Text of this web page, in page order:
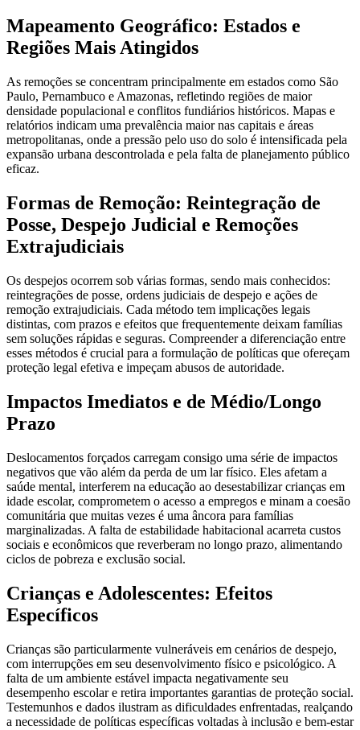
Mapeamento Geográfico: Estados e
Regiões Mais Atingidos
As remoções se concentram principalmente em estados como São
Paulo, Pernambuco e Amazonas, refletindo regiões de maior
densidade populacional e conflitos fundiários históricos. Mapas e
relatórios indicam uma prevalência maior nas capitais e áreas
metropolitanas, onde a pressão pelo uso do solo é intensificada pela
expansão urbana descontrolada e pela falta de planejamento público
eficaz.
Formas de Remoção: Reintegração de
Posse, Despejo Judicial e Remoções
Extrajudiciais
Os despejos ocorrem sob várias formas, sendo mais conhecidos:
reintegrações de posse, ordens judiciais de despejo e ações de
remoção extrajudiciais. Cada método tem implicações legais
distintas, com prazos e efeitos que frequentemente deixam famílias
sem soluções rápidas e seguras. Compreender a diferenciação entre
esses métodos é crucial para a formulação de políticas que ofereçam
proteção legal efetiva e impeçam abusos de autoridade.
Impactos Imediatos e de Médio/Longo
Prazo
Deslocamentos forçados carregam consigo uma série de impactos
negativos que vão além da perda de um lar físico. Eles afetam a
saúde mental, interferem na educação ao desestabilizar crianças em
idade escolar, comprometem o acesso a empregos e minam a coesão
comunitária que muitas vezes é uma âncora para famílias
marginalizadas. A falta de estabilidade habitacional acarreta custos
sociais e econômicos que reverberam no longo prazo, alimentando
ciclos de pobreza e exclusão social.
Crianças e Adolescentes: Efeitos
Específicos
Crianças são particularmente vulneráveis em cenários de despejo,
com interrupções em seu desenvolvimento físico e psicológico. A
falta de um ambiente estável impacta negativamente seu
desempenho escolar e retira importantes garantias de proteção social.
Testemunhos e dados ilustram as dificuldades enfrentadas, realçando
a necessidade de políticas específicas voltadas à inclusão e bem-estar